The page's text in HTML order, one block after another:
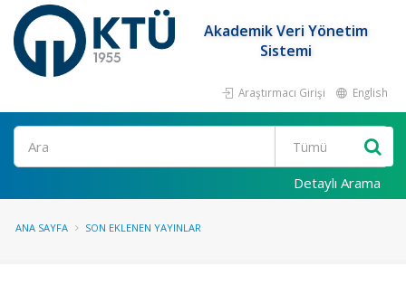
Akademik Veri Yönetim
Sistemi
Araştırmacı Girişi English
Ara
Detaylı Arama
ANA SAYFA SON EKLENEN YAYINLAR